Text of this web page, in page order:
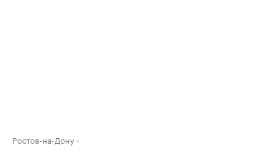
Ростов-на-Дону